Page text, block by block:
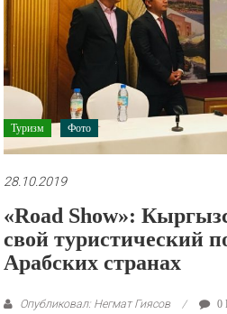
рекламные
ролики
презентации.
Туризм Фото
28.10.2019
«Road Show»:
свой туристический
Арабских странах
Опубликовал: Негмат Гиясов 0